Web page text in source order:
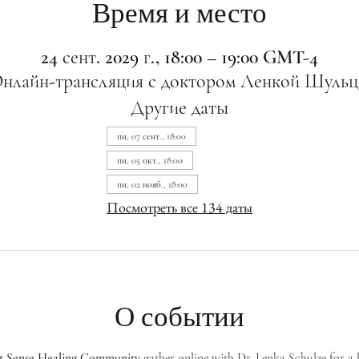
Время и место
24 сент. 2029 г., 18:00 – 19:00 GMT-4
трансляция с доктором Ленкой
Другие даты
пн, 07 сент., 18:00
пн, 05 окт., 18:00
пн, 02 нояб., 18:00
Посмотреть все 134 даты
О событии